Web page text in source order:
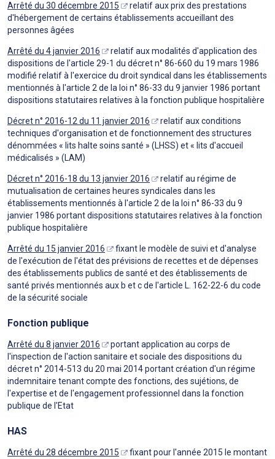
Arrêté du 30 décembre 2015
relatif aux prix des prestations
d'hébergement de certains établissements accueillant des
personnes âgées
Arrêté du 4 janvier 2016
relatif aux modalités d'application des
dispositions de l'article 29-1 du décret n° 86-660 du 19 mars 1986
modifié relatif à l'exercice du droit syndical dans les établissements
mentionnés à l'article 2 de la loi n° 86-33 du 9 janvier 1986 portant
dispositions statutaires relatives à la fonction publique hospitalière
Décret n° 2016-12 du 11 janvier 2016
relatif aux conditions
techniques d'organisation et de fonctionnement des structures
dénommées « lits halte soins santé » (LHSS) et « lits d'accueil
médicalisés » (LAM)
Décret n° 2016-18 du 13 janvier 2016
relatif au régime de
mutualisation de certaines heures syndicales dans les
établissements mentionnés à l'article 2 de la loi n° 86-33 du 9
janvier 1986 portant dispositions statutaires relatives à la fonction
publique hospitalière
Arrêté du 15 janvier 2016
fixant le modèle de suivi et d'analyse
de l'exécution de l'état des prévisions de recettes et de dépenses
des établissements publics de santé et des établissements de
santé privés mentionnés aux b et c de l'article L. 162-22-6 du code
de la sécurité sociale
Fonction publique
Arrêté du 8 janvier 2016
portant application au corps de
l'inspection de l'action sanitaire et sociale des dispositions du
décret n° 2014-513 du 20 mai 2014 portant création d'un régime
indemnitaire tenant compte des fonctions, des sujétions, de
l'expertise et de l'engagement professionnel dans la fonction
publique de l'Etat
HAS
Arrêté du 28 décembre 2015
fixant pour l'année 2015 le montant